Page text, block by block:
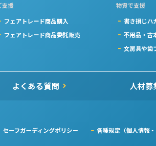
支援
フェアトレード商品購入
フェアトレード商品委託販売
物資で支援
書き損じハ
不用品・古
文房具や歯
よくある質問 人材募
セーフガーディングポリシー 各種規定（個人情報